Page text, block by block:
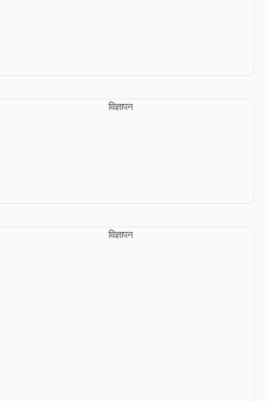
विज्ञापन
विज्ञापन